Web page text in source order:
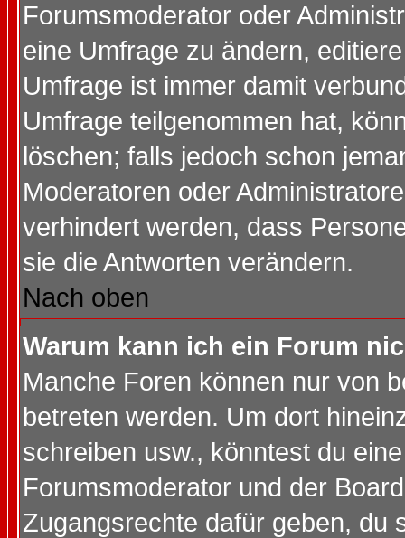
Forumsmoderator oder
eine Umfrage zu ändern,
Umfrage ist immer damit
Umfrage teilgenommen hat,
löschen; falls jedoch schon
Moderatoren oder
verhindert werden, dass
sie die Antworten verändern.
Nach oben
Warum kann ich ein Forum
Manche Foren können nur von
betreten werden. Um dort
schreiben usw., könntest du
Forumsmoderator und der
Zugangsrechte dafür geben, du